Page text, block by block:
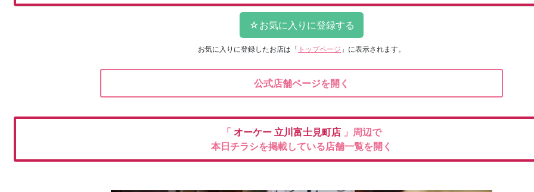
お気に入りに登録したお店は 「 トップページ 」に表示されます。
公式店舗ページを開く
「 オーケー 立川富士見町店 」周辺で
本日チラシを掲載している店舗一覧を開く